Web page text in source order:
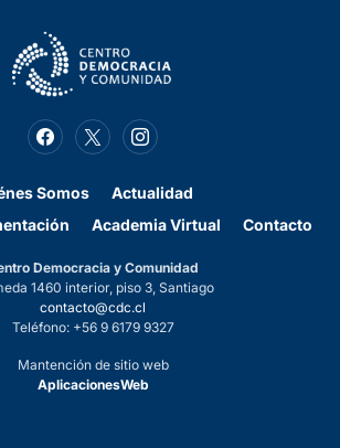
Somos
Actualidad
Academia Virtual Contacto
Democracia y Comunidad
1460 interior, piso 3, Santiago
contacto@cdc.cl
Teléfono: +56 9 6179 9327
Mantención de sitio web
AplicacionesWeb